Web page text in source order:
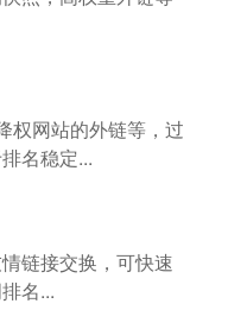
权网站的外链等，过
名稳定...
链接交换，可快速
名...